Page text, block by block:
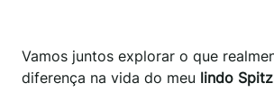
Vamos juntos explorar o que
diferença na vida do meu lindo Spitz